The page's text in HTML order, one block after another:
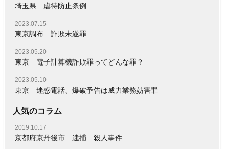
埼玉県 虐待防止条例
2023.07.15
東京調布 詐欺未遂罪
2023.05.20
東京 電子計算機詐欺罪ってどんな罪？
2023.05.10
東京 迷惑電話、爆破予告は威力業務妨害罪
人気のコラム
2019.10.17
京都府京丹後市 逮捕 殺人事件